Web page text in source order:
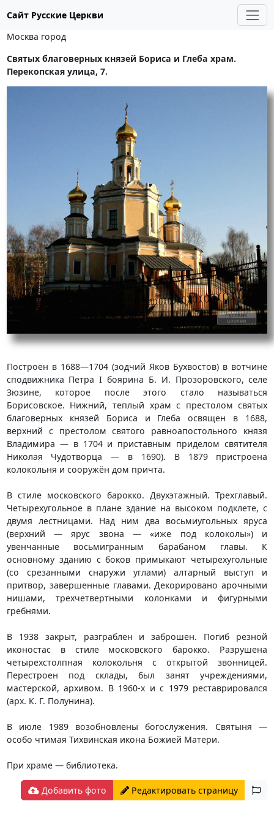
Сайт Русские Церкви
Москва город
Святых благоверных князей Бориса и Глеба храм.
Перекопская улица, 7.
Построен в 1688—1704 (зодчий Яков Бухвостов) в вотчине
сподвижника Петра I боярина Б. И. Прозоровского, селе
Зюзине, которое после этого стало называться
Борисовское. Нижний, теплый храм с престолом святых
благоверных князей Бориса и Глеба освящен в 1688,
верхний с престолом святого равноапостольного князя
Владимира — в 1704 и приставным приделом святителя
Николая Чудотворца — в 1690). В 1879 пристроена
колокольня и coopужён дом причта.
В стиле московского барокко. Двухэтажный. Трехглавый.
Четырехугольное в плане здание на высоком подклете, с
двумя лестницами. Над ним два восьмиугольных яруса
(верхний — ярус звона — «иже под колоколы») и
увенчанные восьмигранным барабаном главы. К
основному зданию с боков примыкают четырехугольные
(со срезанными снаружи углами) алтарный выступ и
притвор, завершенные главами. Декорировано арочными
нишами, трехчетвертными колонками и фигурными
гребнями.
В 1938 закрыт, разграблен и заброшен. Погиб резной
иконостас в стиле московского барокко. Разрушена
четырехстолпная колокольня с открытой звонницей.
Перестроен под склады, был занят учреждениями,
мастерской, архивом. В 1960-х и с 1979 реставрировался
(арх. К. Г. Полунина).
В июле 1989 возобновлены богослужения. Святыня —
особо чтимая Тихвинская икона Божией Матери.
При храме — библиотека.
Добавить фото Редактировать страницу